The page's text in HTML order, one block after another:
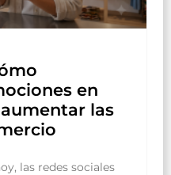
en
las
las redes sociales